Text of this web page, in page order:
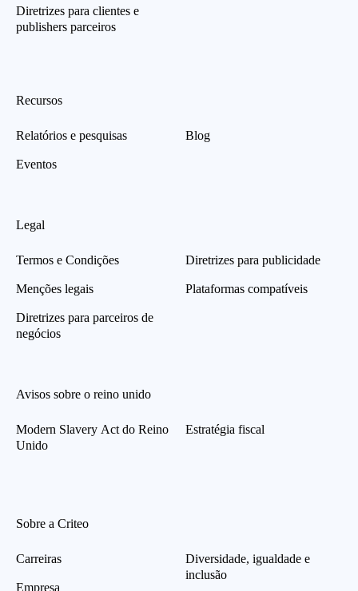
Diretrizes para clientes e
publishers parceiros
Recursos
Relatórios e pesquisas
Eventos
Blog
Legal
Termos e Condições
Menções legais
Diretrizes para parceiros de
negócios
Diretrizes para publicidade
Plataformas compatíveis
Avisos sobre o reino unido
Modern Slavery Act do Reino
Unido
Estratégia fiscal
Sobre a Criteo
Carreiras
Empresa
Diversidade, igualdade e
inclusão